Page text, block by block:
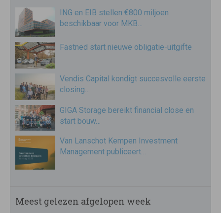
ING en EIB stellen €800 miljoen
beschikbaar voor MKB…
Fastned start nieuwe obligatie-uitgifte
Vendis Capital kondigt succesvolle eerste
closing…
GIGA Storage bereikt financial close en
start bouw…
Van Lanschot Kempen Investment
Management publiceert…
Meest gelezen afgelopen week